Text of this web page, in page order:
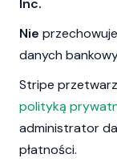
Inc.
Nie
danych
Stripe
polityką
administrator
płatności.